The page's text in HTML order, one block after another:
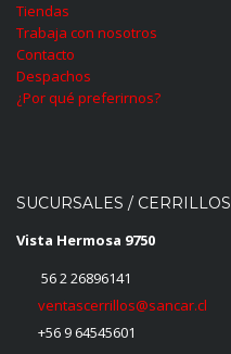
Tiendas
Trabaja con nosotros
Contacto
Despachos
¿Por qué preferirnos?
SUCURSALES / CERRILLOS
Vista Hermosa 9750
56 2 26896141
ventascerrillos@sancar.cl
+56 9 64545601